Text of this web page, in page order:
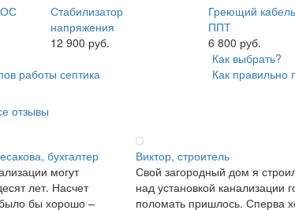
Стабилизатор
напряжения
12 900 руб.
Греющий
ППТ
6 800 руб.
работы септика
Как выбрать?
Как правильно
отзывы
бухгалтер
могут
лет. Насчет
бы хорошо –
Виктор, строитель
Свой загородный дом я
над установкой канализации
поломать пришлось. Сперва